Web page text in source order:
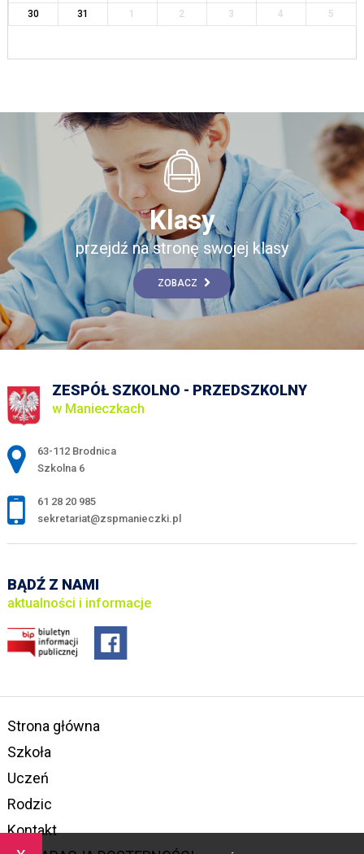
30
31 1 2 3 4 5
Klasy
przejdź na stronę swojej klasy
ZOBACZ
ZESPÓŁ SZKOLNO - PRZEDSZKOLNY
w Manieczkach
Adres pocztowy:
63-112 Brodnica
Szkolna 6
61 28 20 985
sekretariat@zspmanieczki.pl
BĄDŹ Z NAMI
aktualności i informacje
Strona główna
Szkoła
Uczeń
Rodzic
Kontakt